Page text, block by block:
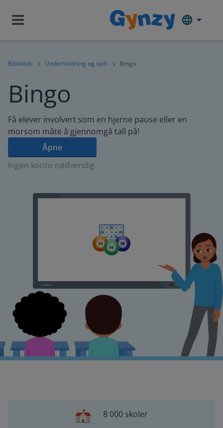
Bibliotek Underholdning og spill Bingo
Bingo
Få elever involvert som en hjerne pause eller en
morsom måte å gjennomgå tall på!
Åpne
Ingen konto nødvendig.
8 000 skoler